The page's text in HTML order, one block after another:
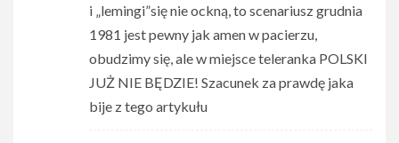
i „lemingi”się nie ockną, to scenariusz grudnia
1981 jest pewny jak amen w pacierzu,
obudzimy się, ale w miejsce teleranka POLSKI
JUŻ NIE BĘDZIE! Szacunek za prawdę jaka
bije z tego artykułu